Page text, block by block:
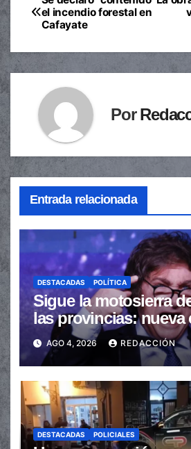
Navegación
de
entradas
el incendio forestal en
Cafayate
Por
Entrada relacionada
DESTACADAS POLÍTICA
Sigue la motosierra
las provincias: nueva
transferencias no
AGO 4, 2026 REDACCIÓN
DESTACADAS POLICIALES